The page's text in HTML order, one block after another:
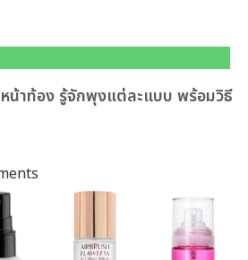
าท้อง รู้จักพุงแต่ละแบบ พร้อมวิธี